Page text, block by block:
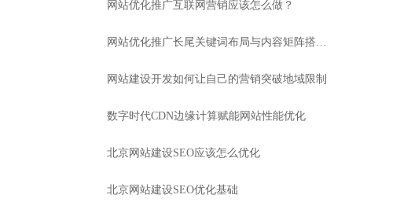
网站优化推广互联网营销应该怎么做？
网站建设开发如何让自己的营销突破地域限制
数字时代CDN边缘计算赋能网站性能优化
北京网站建设SEO应该怎么优化
北京网站建设SEO优化基础